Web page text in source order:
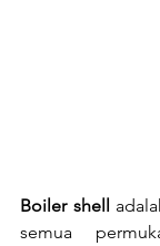
Boiler shell
semua